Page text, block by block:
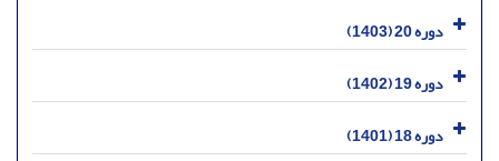
دوره 20 (1403)
دوره 19 (1402)
دوره 18 (1401)